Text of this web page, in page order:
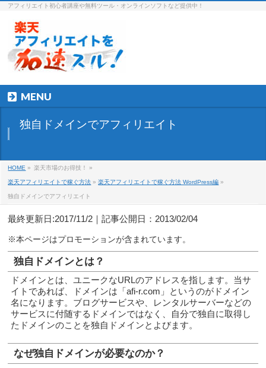
アフィリエイト初心者講座や無料ツール・オンラインソフトなど提供中！
MENU
独自ドメインでアフィリエイト
HOME » 楽天市場のお得技！ »
楽天アフィリエイトで稼ぐ方法 »楽天アフィリエイトで稼ぐ方法 WordPress編 »
独自ドメインでアフィリエイト
最終更新日:2017/11/2｜記事公開日：2013/02/04
独自ドメインとは？
ドメインとは、ユニークなURLのアドレスを指します。当サ
イトであれば、ドメインは「afi-r.com」というのがドメイン
名になります。ブログサービスや、レンタルサーバーなどの
サービスに付随するドメインではなく、自分で独自に取得し
たドメインのことを独自ドメインとよびます。
なぜ独自ドメインが必要なのか？